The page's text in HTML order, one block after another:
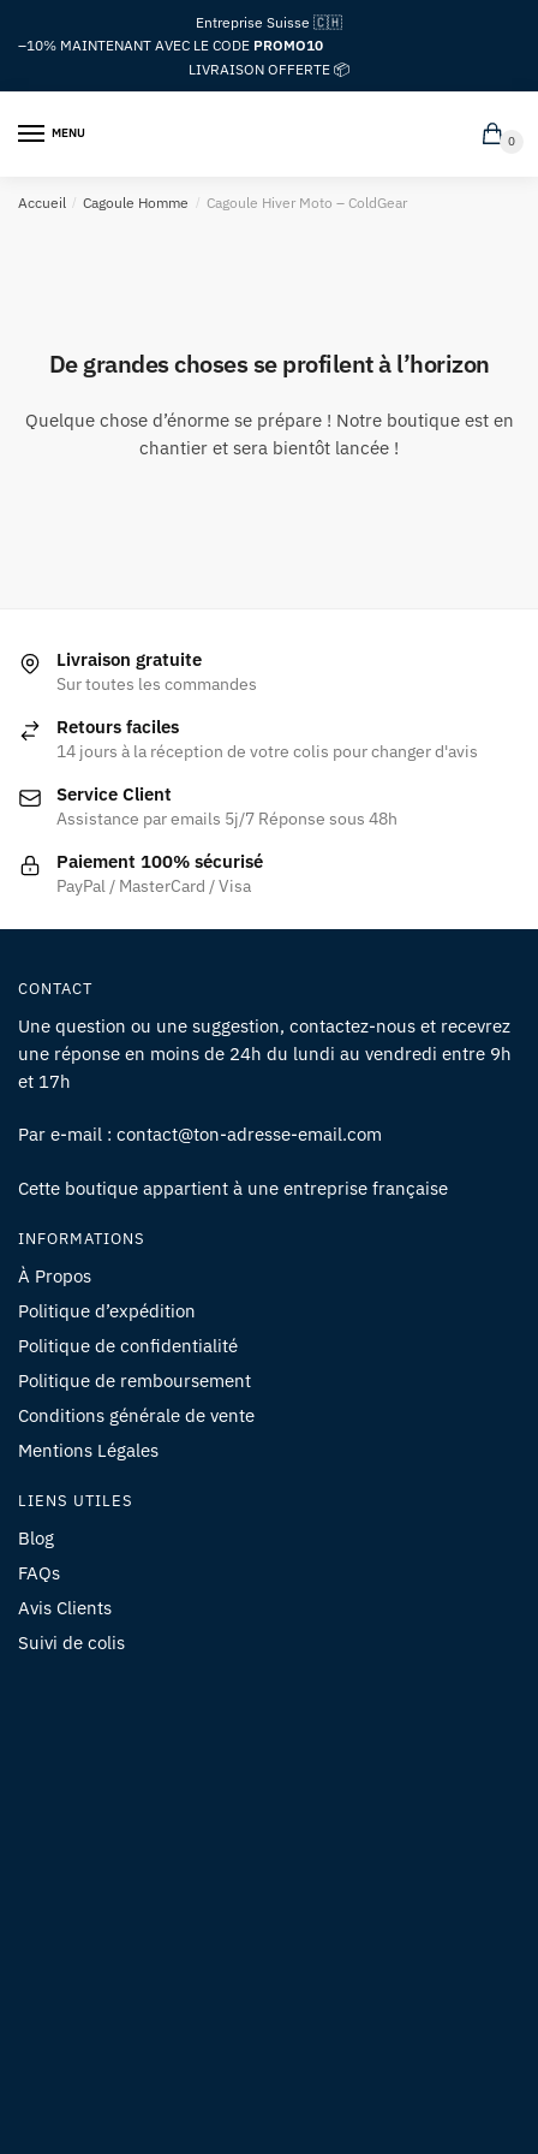
navigation
au
Entreprise Suisse 🇨🇭
–10% MAINTENANT AVEC LE CODE PROMO10
LIVRAISON OFFERTE 📦
MENU
0
Accueil / Cagoule Homme / Cagoule Hiver Moto – ColdGear
De grandes choses se profilent à l’horizon
Quelque chose d’énorme se prépare ! Notre boutique est en
chantier et sera bientôt lancée !
Livraison gratuite
Sur toutes les commandes
Retours faciles
14 jours à la réception de votre colis pour changer d'avis
Service Client
Assistance par emails 5j/7 Réponse sous 48h
Paiement 100% sécurisé
PayPal / MasterCard / Visa
CONTACT
Une question ou une suggestion, contactez-nous et recevrez
une réponse en moins de 24h du lundi au vendredi entre 9h
et 17h
Par e-mail : contact@ton-adresse-email.com
Cette boutique appartient à une entreprise française
INFORMATIONS
À Propos
Politique d’expédition
Politique de confidentialité
Politique de remboursement
Conditions générale de vente
Mentions Légales
LIENS UTILES
Blog
FAQs
Avis Clients
Suivi de colis